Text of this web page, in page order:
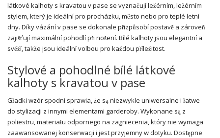
látkové kalhoty s kravatou v pase se vyznačují ležérním, ležérním
stylem, který je ideální pro procházku, město nebo pro teplé letní
dny. Díky vázání v pase se dokonale přizpůsobí postavě a zároveň
zajišťují maximální pohodlí při nošení. Bílé kalhoty jsou elegantní a
svěží, takže jsou ideální volbou pro každou příležitost.
Stylové a pohodlné bílé látkové
kalhoty s kravatou v pase
Gładki wzór spodni sprawia, że są niezwykle uniwersalne i łatwe
do stylizacji z innymi elementami garderoby. Wykonane są z
poliestru, materiału odpornego na zagniecenia, który nie wymaga
zaawansowanej konserwacji i jest przyjemny w dotyku. Dostępne